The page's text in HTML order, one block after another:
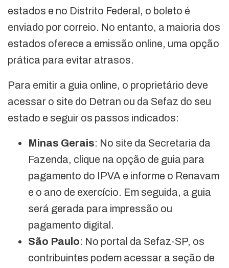
estados e no Distrito Federal, o boleto é
enviado por correio. No entanto, a maioria dos
estados oferece a emissão online, uma opção
prática para evitar atrasos.
Para emitir a guia online, o proprietário deve
acessar o site do Detran ou da Sefaz do seu
estado e seguir os passos indicados:
Minas Gerais: No site da Secretaria da
Fazenda, clique na opção de guia para
pagamento do IPVA e informe o Renavam
e o ano de exercício. Em seguida, a guia
será gerada para impressão ou
pagamento digital.
São Paulo: No portal da Sefaz-SP, os
contribuintes podem acessar a seção de